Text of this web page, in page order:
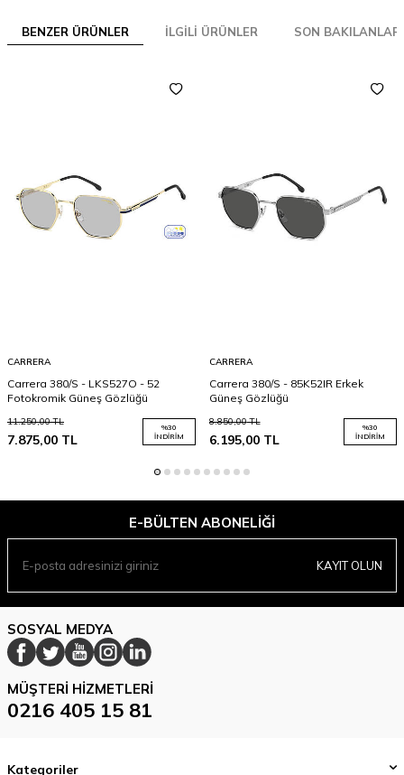
BENZER ÜRÜNLER İLGILI ÜRÜNLER SON BAKILANLAR
CARRERA
Carrera 380/S - LKS527O - 52
Fotokromik Güneş Gözlüğü
11.250,00TL
7.875,00 TL
%30
İNDIRIM
CARRERA
Carrera 380/S - 85K52IR Erkek
Güneş Gözlüğü
8.850,00TL
6.195,00TL
%30
İNDIRIM
E-BÜLTEN ABONELIĞI
KAYIT OLUN
SOSYAL MEDYA
MÜŞTERI HIZMETLERI
0216 405 15 81
Kategoriler